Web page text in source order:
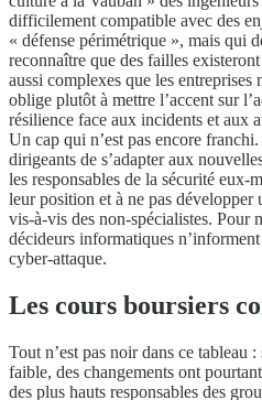
difficilement compatible avec des
« défense périmétrique », mais qui
reconnaître que des failles
aussi complexes que les entreprises
oblige plutôt à mettre l’accent sur
résilience face aux incidents et aux
Un cap qui n’est pas encore
dirigeants de s’adapter aux
les responsables de la sécurité eux-
leur position et à ne pas
vis-à-vis des non-spécialistes. Pour
décideurs informatiques
cyber-attaque.
Les cours boursiers
Tout n’est pas noir dans ce tableau
faible, des changements ont
des plus hauts responsables des